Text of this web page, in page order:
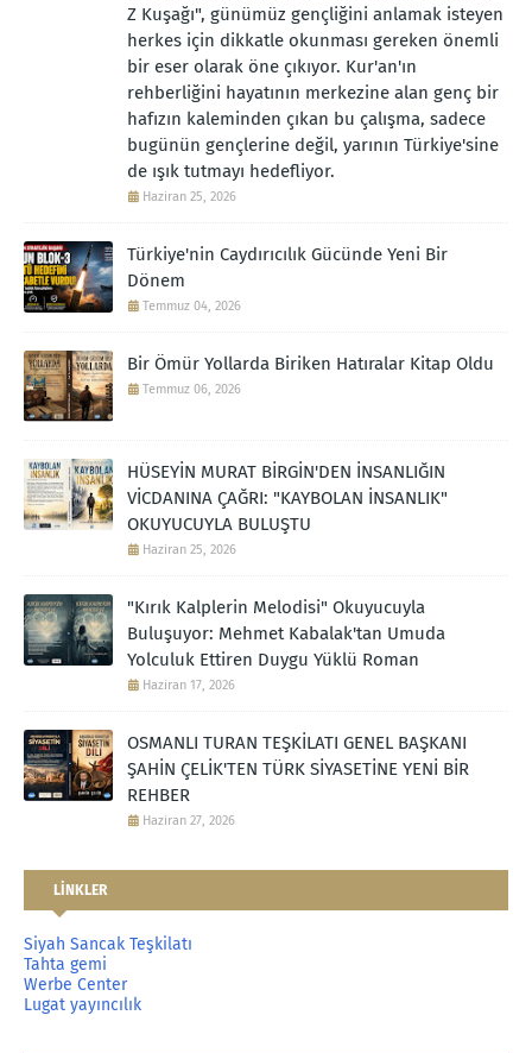
Z Kuşağı", günümüz gençliğini anlamak isteyen
herkes için dikkatle okunması gereken önemli
bir eser olarak öne çıkıyor. Kur'an'ın
rehberliğini hayatının merkezine alan genç bir
hafızın kaleminden çıkan bu çalışma, sadece
bugünün gençlerine değil, yarının Türkiye'sine
de ışık tutmayı hedefliyor.
Haziran 25, 2026
Türkiye'nin Caydırıcılık Gücünde Yeni Bir
Dönem
Temmuz 04, 2026
Bir Ömür Yollarda Biriken Hatıralar Kitap Oldu
Temmuz 06, 2026
HÜSEYİN MURAT BİRGİN'DEN İNSANLIĞIN
VİCDANINA ÇAĞRI: "KAYBOLAN İNSANLIK"
OKUYUCUYLA BULUŞTU
Haziran 25, 2026
"Kırık Kalplerin Melodisi" Okuyucuyla
Buluşuyor: Mehmet Kabalak'tan Umuda
Yolculuk Ettiren Duygu Yüklü Roman
Haziran 17, 2026
OSMANLI TURAN TEŞKİLATI GENEL BAŞKANI
ŞAHİN ÇELİK'TEN TÜRK SİYASETİNE YENİ BİR
REHBER
Haziran 27, 2026
LİNKLER
Siyah Sancak Teşkilatı
Tahta gemi
Werbe Center
Lugat yayıncılık